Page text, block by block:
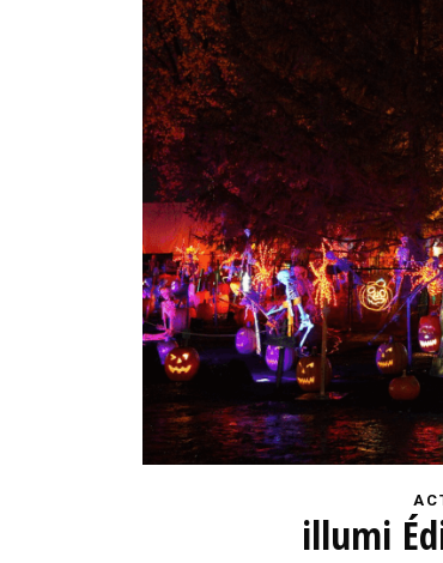
illumi